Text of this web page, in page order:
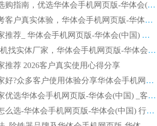
高岭土提纯平板磁选机选购指南，优选华体会手机网页版-华体会(中国) 靠谱生产厂家
2026选购平板磁选机参考客户真实体验，华体会手机网页版-华体会(中国) 厂家行业口碑排名前列
2026平板磁选机靠谱厂家推荐_ 华体会手机网页版-华体会(中国) 凭借良好口碑获得众多客户认可
选购矿山 CTS 顺流磁选机找实体厂家，华体会手机网页版-华体会(中国) 按需定制设备配套完善售后
推荐 2026客户真实使用心得分享
2026磁选机生产厂家哪家好?众多客户使用体验分享华体会手机网页版-华体会(中国)
2026湿式永磁磁选机厂家优选华体会手机网页版-华体会(中国) _客户真实使用心得分享
2026强磁滚筒合作厂家怎么选-华体会手机网页版-华体会(中国) 行业优质供应商参考指南